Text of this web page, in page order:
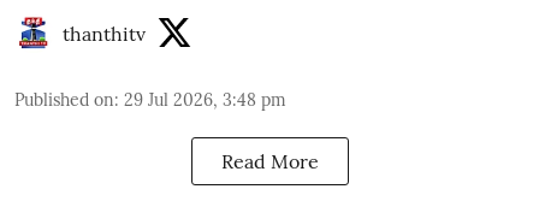
thanthitv
Published on: 29 Jul 2026, 3:48 pm
Read More